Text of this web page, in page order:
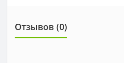
Отзывов (0)